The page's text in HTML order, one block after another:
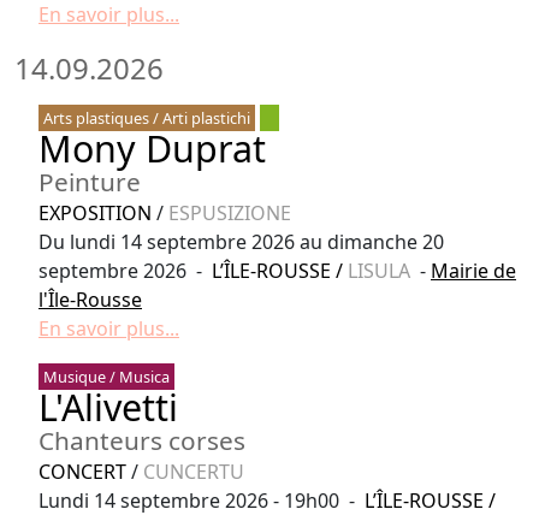
En savoir plus...
14.09.2026
Arts plastiques / Arti plastichi
Mony Duprat
Peinture
EXPOSITION / ESPUSIZIONE
Du lundi 14 septembre 2026 au dimanche 20
septembre 2026 - L’ÎLE-ROUSSE / LISULA - Mairie de
l'Île-Rousse
En savoir plus...
Musique / Musica
L'Alivetti
Chanteurs corses
CONCERT/ CUNCERTU
Lundi 14 septembre 2026 - 19h00 - L’ÎLE-ROUSSE /